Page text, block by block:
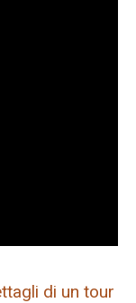
di un tour